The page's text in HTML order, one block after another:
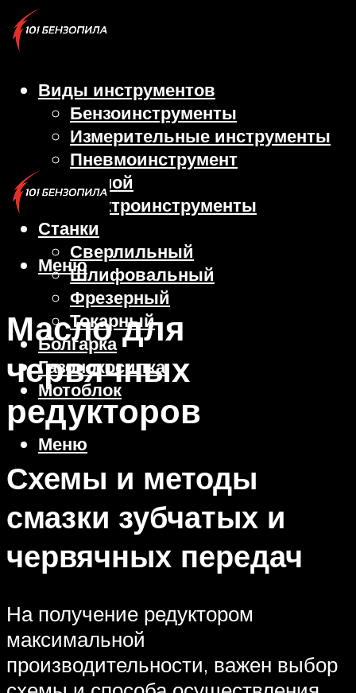
Виды инструментов
Бензоинструменты
Измерительные инструменты
Пневмоинструмент
Ручной
Электроинструменты
Станки
Сверлильный
Шлифовальный
Фрезерный
Токарный
Болгарка
Газонокосилка
Мотоблок
Меню
Меню
Масло для
червячных
редукторов
Схемы и методы
смазки зубчатых и
червячных передач
На получение редуктором
максимальной
производительности, важен выбор